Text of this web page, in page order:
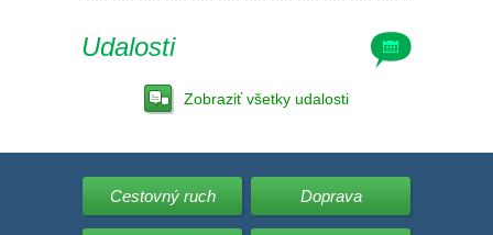
Udalosti
Zobraziť všetky udalosti
Cestovný ruch Doprava